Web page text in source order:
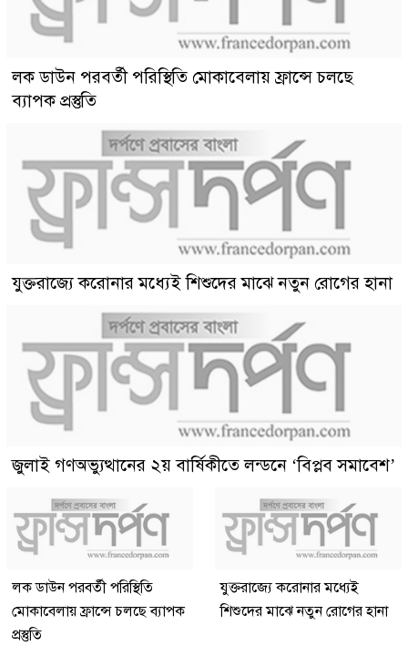
লক ডাউন পরবর্তী পরিস্থিতি মোকাবেলায় ফ্রান্সে চলছে
ব্যাপক প্রস্তুতি
যুক্তরাজ্যে করোনার মধ্যেই শিশুদের মাঝে নতুন রোগের হানা
জুলাই গণঅভ্যুত্থানের ২য় বার্ষিকীতে লন্ডনে ‘বিপ্লব সমাবেশ’
লক ডাউন পরবর্তী পরিস্থিতি
মোকাবেলায় ফ্রান্সে চলছে ব্যাপক
প্রস্তুতি
যুক্তরাজ্যে করোনার মধ্যেই
শিশুদের মাঝে নতুন রোগের হানা